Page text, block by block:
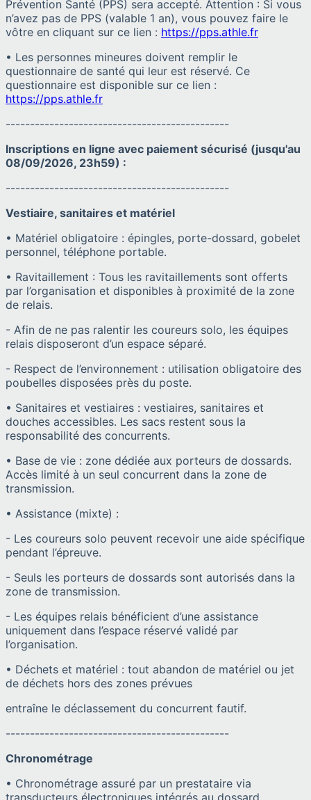
Prévention Santé (PPS) sera accepté. Attention : Si vous
n’avez pas de PPS (valable 1 an), vous pouvez faire le
vôtre en cliquant sur ce lien : https://pps.athle.fr
• Les personnes mineures doivent remplir le
questionnaire de santé qui leur est réservé. Ce
questionnaire est disponible sur ce lien :
https://pps.athle.fr
----------------------------------------------
Inscriptions en ligne avec paiement sécurisé (jusqu'au
08/09/2026, 23h59) :
----------------------------------------------
Vestiaire, sanitaires et matériel
• Matériel obligatoire : épingles, porte-dossard, gobelet
personnel, téléphone portable.
• Ravitaillement : Tous les ravitaillements sont offerts
par l’organisation et disponibles à proximité de la zone
de relais.
- Afin de ne pas ralentir les coureurs solo, les équipes
relais disposeront d’un espace séparé.
- Respect de l’environnement : utilisation obligatoire des
poubelles disposées près du poste.
• Sanitaires et vestiaires : vestiaires, sanitaires et
douches accessibles. Les sacs restent sous la
responsabilité des concurrents.
• Base de vie : zone dédiée aux porteurs de dossards.
Accès limité à un seul concurrent dans la zone de
transmission.
• Assistance (mixte) :
- Les coureurs solo peuvent recevoir une aide spécifique
pendant l’épreuve.
- Seuls les porteurs de dossards sont autorisés dans la
zone de transmission.
- Les équipes relais bénéficient d’une assistance
uniquement dans l’espace réservé validé par
l’organisation.
• Déchets et matériel : tout abandon de matériel ou jet
de déchets hors des zones prévues
entraîne le déclassement du concurrent fautif.
----------------------------------------------
Chronométrage
• Chronométrage assuré par un prestataire via
transducteurs électroniques intégrés au dossard.